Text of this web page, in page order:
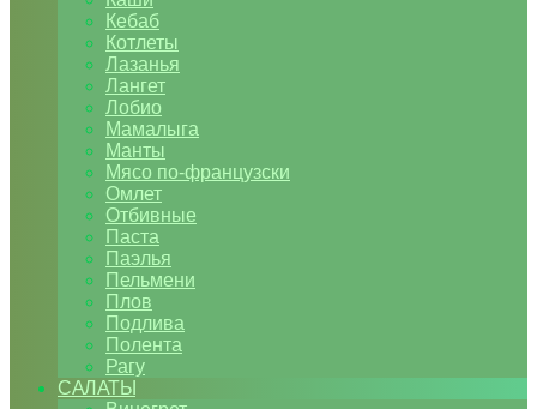
Кебаб
Котлеты
Лазанья
Лангет
Лобио
Мамалыга
Манты
Мясо по-французски
Омлет
Отбивные
Паста
Паэлья
Пельмени
Плов
Подлива
Полента
Рагу
САЛАТЫ